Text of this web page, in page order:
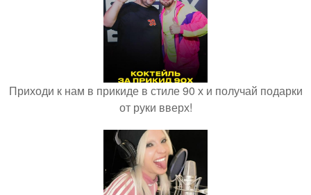
Приходи к нам в прикиде в стиле 90 х и получай подарки
от руки вверх!